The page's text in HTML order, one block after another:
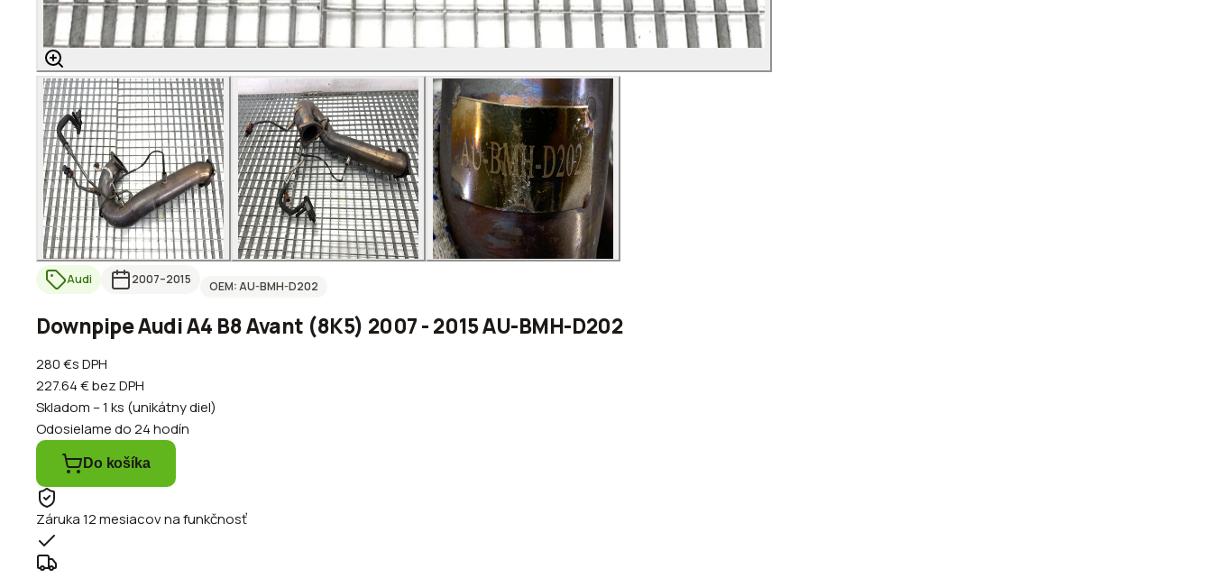
Audi 2007–2015 OEM:AU-BMH-D202
Downpipe Audi A4 B8 Avant (8K5) 2007 - 2015 AU-BMH-D202
280 €s DPH
227.64 €bez DPH
Skladom – 1 ks (unikátny diel)
Odosielame do 24 hodín
Do košíka
Záruka 12 mesiacov na funkčnosť